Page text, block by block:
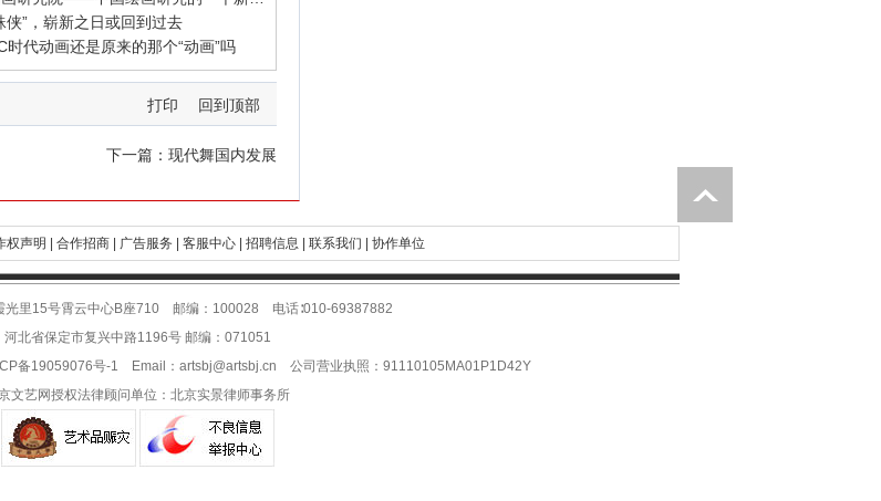
侠”，崭新之日或回到过去
时代动画还是原来的那个“动画”吗
打印 回到顶部
下一篇： 现代舞国内发展
权声明 | 合作招商 | 广告服务 | 客服中心 | 招聘信息 | 联系我们 | 协作单位
光里15号霄云中心B座710 邮编：100028 电话∶010-69387882
河北省保定市复兴中路1196号 邮编：071051
备19059076号-1 Email： artsbj@artsbj.cn 公司营业执照：91110105MA01P1D42Y
文艺网授权法律顾问单位： 北京实景律师事务所